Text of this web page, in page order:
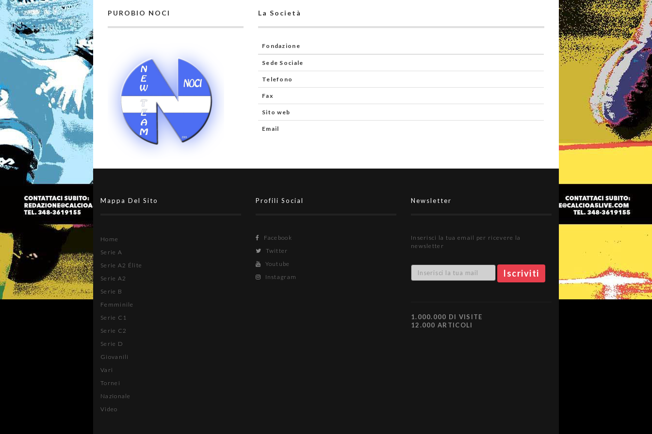
PUROBIO NOCI La Società
Fondazione
Sede Sociale
Telefono
Fax
Sito web
Email
Mappa Del Sito
Home
Serie A
Serie A2 Élite
Serie A2
Serie B
Femminile
Serie C1
Serie C2
Serie D
Giovanili
Vari
Tornei
Nazionale
Video
Profili Social
Facebook
Twitter
Youtube
Instagram
Newsletter
Inserisci la tua email per ricevere la
newsletter
1.000.000 DI VISITE
12.000 ARTICOLI